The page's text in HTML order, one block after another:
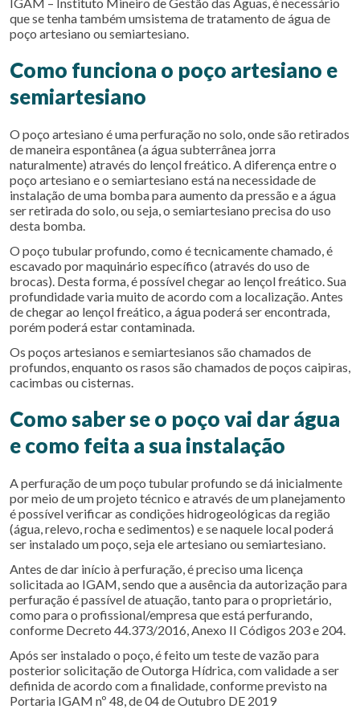
que se tenha também umsistema de tratamento de água de
poço artesiano ou semiartesiano.
Como funciona o poço artesiano e
semiartesiano
O poço artesiano é uma perfuração no solo, onde são retirados
de maneira espontânea (a água subterrânea jorra
naturalmente) através do lençol freático. A diferença entre o
poço artesiano e o semiartesiano está na necessidade de
instalação de uma bomba para aumento da pressão e a água
ser retirada do solo, ou seja, o semiartesiano precisa do uso
desta bomba.
O poço tubular profundo, como é tecnicamente chamado, é
escavado por maquinário específico (através do uso de
brocas). Desta forma, é possível chegar ao lençol freático. Sua
profundidade varia muito de acordo com a localização. Antes
de chegar ao lençol freático, a água poderá ser encontrada,
porém poderá estar contaminada.
Os poços artesianos e semiartesianos são chamados de
profundos, enquanto os rasos são chamados de poços caipiras,
cacimbas ou cisternas.
Como saber se o poço vai dar água
e como feita a sua instalação
A perfuração de um poço tubular profundo se dá inicialmente
por meio de um projeto técnico e através de um planejamento
é possível verificar as condições hidrogeológicas da região
(água, relevo, rocha e sedimentos) e se naquele local poderá
ser instalado um poço, seja ele artesiano ou semiartesiano.
Antes de dar início à perfuração, é preciso uma licença
solicitada ao IGAM, sendo que a ausência da autorização para
perfuração é passível de atuação, tanto para o proprietário,
como para o profissional/empresa que está perfurando,
conforme Decreto 44.373/2016, Anexo II Códigos 203 e 204.
Após ser instalado o poço, é feito um teste de vazão para
posterior solicitação de Outorga Hídrica, com validade a ser
definida de acordo com a finalidade, conforme previsto na
Portaria IGAM nº 48, de 04 de Outubro DE 2019